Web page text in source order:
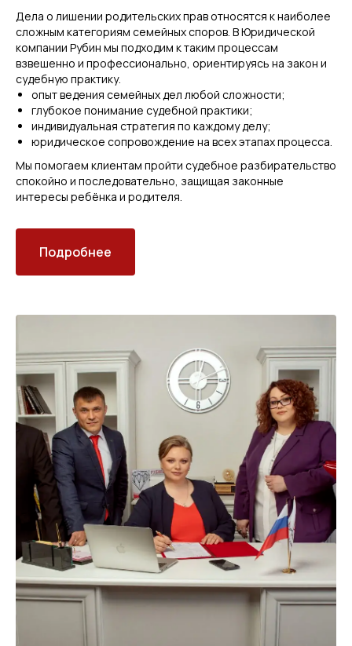
Дела о лишении родительских прав относятся к наиболее
сложным категориям семейных споров. В Юридической
компании Рубин мы подходим к таким процессам
взвешенно и профессионально, ориентируясь на закон и
судебную практику.
опыт ведения семейных дел любой сложности;
глубокое понимание судебной практики;
индивидуальная стратегия по каждому делу;
юридическое сопровождение на всех этапах процесса.
Мы помогаем клиентам пройти судебное разбирательство
спокойно и последовательно, защищая законные
интересы ребёнка и родителя.
Подробнее